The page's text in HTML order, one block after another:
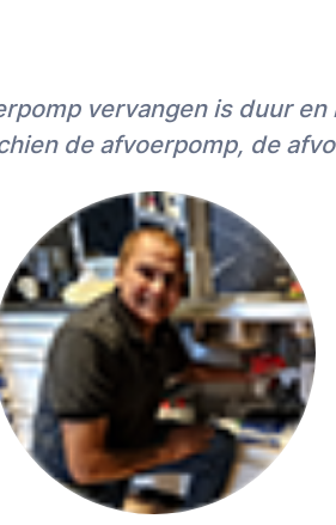
maximale zekerheid maar
offerteklussen een
Zoweloffertes als
meestal eerst een betaald
Geheim 2: 5-sterren
Zodra wij een goede
voorgestelde afspraak
de MrFix-app. Vervolgens
informatie delen om te
en materialen meeneemt.
lossen.
Zelfs na deze grondige
vervangen is duur
de afvoerpomp, de